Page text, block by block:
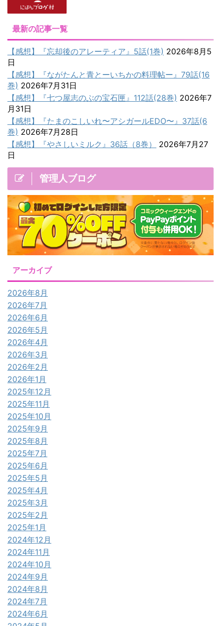
最新の記事一覧
【感想】『忘却後のアレーティア』5話(1巻) 2026年8月5
日
【感想】『ながたんと青とーいちかの料理帖ー』79話(16
巻) 2026年7月31日
【感想】『七つ屋志のぶの宝石匣』112話(28巻) 2026年7
月31日
【感想】『たまのこしいれ〜アシガールEDO〜』37話(6
巻) 2026年7月28日
【感想】『やさしいミルク』36話（8巻）
2026年7月27
日
管理人ブログ
アーカイブ
2026年8月
2026年7月
2026年6月
2026年5月
2026年4月
2026年3月
2026年2月
2026年1月
2025年12月
2025年11月
2025年10月
2025年9月
2025年8月
2025年7月
2025年6月
2025年5月
2025年4月
2025年3月
2025年2月
2025年1月
2024年12月
2024年11月
2024年10月
2024年9月
2024年8月
2024年7月
2024年6月